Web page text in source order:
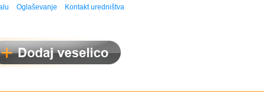
Oglaševanje Kontakt uredništva